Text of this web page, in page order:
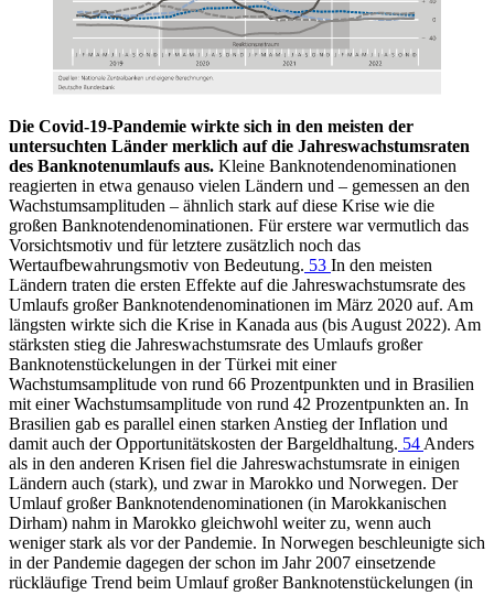
Die Covid-19-Pandemie wirkte sich in den meisten der
untersuchten Länder merklich auf die Jahreswachstumsraten
des Banknotenumlaufs aus. Kleine Banknotendenominationen
reagierten in etwa genauso vielen Ländern und – gemessen an den
Wachstumsamplituden – ähnlich stark auf diese Krise wie die
großen Banknotendenominationen. Für erstere war vermutlich das
Vorsichtsmotiv und für letztere zusätzlich noch das
Wertaufbewahrungsmotiv von Bedeutung. 53 In den meisten
Ländern traten die ersten Effekte auf die Jahreswachstumsrate des
Umlaufs großer Banknotendenominationen im März 2020 auf. Am
längsten wirkte sich die Krise in Kanada aus (bis August 2022). Am
stärksten stieg die Jahreswachstumsrate des Umlaufs großer
Banknotenstückelungen in der Türkei mit einer
Wachstumsamplitude von rund 66 Prozentpunkten und in Brasilien
mit einer Wachstumsamplitude von rund 42 Prozentpunkten an. In
Brasilien gab es parallel einen starken Anstieg der Inflation und
damit auch der Opportunitätskosten der Bargeldhaltung. 54 Anders
als in den anderen Krisen fiel die Jahreswachstumsrate in einigen
Ländern auch (stark), und zwar in Marokko und Norwegen. Der
Umlauf großer Banknotendenominationen (in Marokkanischen
Dirham) nahm in Marokko gleichwohl weiter zu, wenn auch
weniger stark als vor der Pandemie. In Norwegen beschleunigte sich
in der Pandemie dagegen der schon im Jahr 2007 einsetzende
rückläufige Trend beim Umlauf großer Banknotenstückelungen (in